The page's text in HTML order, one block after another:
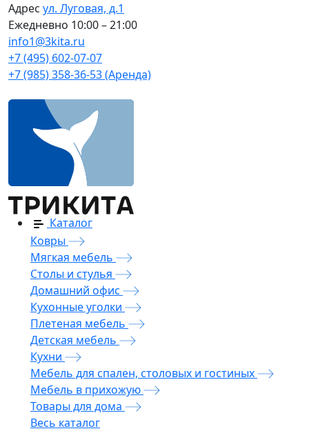
Адрес ул. Луговая, д.1
Ежедневно 10:00 – 21:00
info1@3kita.ru
+7 (495) 602-07-07
+7 (985) 358-36-53 (Аренда)
Каталог
Ковры
Мягкая мебель
Столы и стулья
Домашний офис
Кухонные уголки
Плетеная мебель
Детская мебель
Кухни
Мебель для спален, столовых и гостиных
Мебель в прихожую
Товары для дома
Весь каталог